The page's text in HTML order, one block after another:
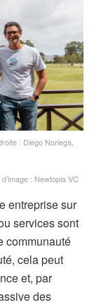
: Diego Noriega,
: Newtopia VC
entreprise sur
services sont
communauté
cela peut
et, par
des